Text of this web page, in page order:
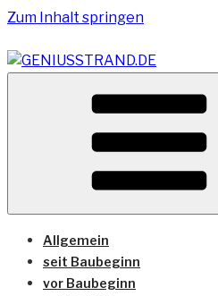
Zum Inhalt springen
Vom Geniusstrand zum
Allgemein
seit Baubeginn
vor Baubeginn